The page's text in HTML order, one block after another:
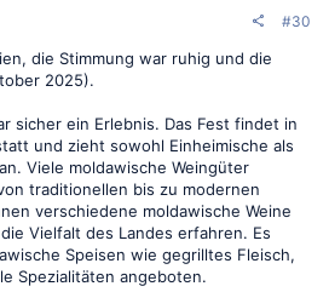
#30
die Stimmung war ruhig und die
2025).
sicher ein Erlebnis. Das Fest findet in
und zieht sowohl Einheimische als
Viele moldawische Weingüter
traditionellen bis zu modernen
verschiedene moldawische Weine
Vielfalt des Landes erfahren. Es
Speisen wie gegrilltes Fleisch,
Spezialitäten angeboten.